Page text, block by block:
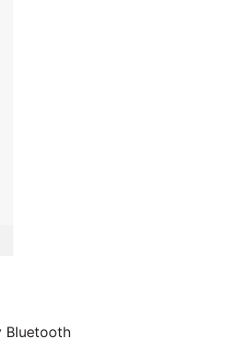
Bluetooth